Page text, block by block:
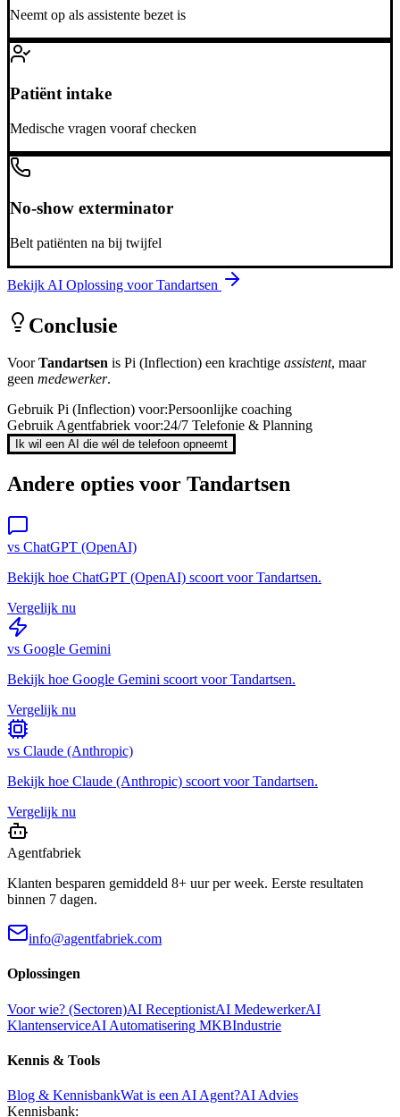
Neemt op als assistente bezet is
Patiënt intake
Medische vragen vooraf checken
No-show exterminator
Belt patiënten na bij twijfel
Bekijk AI Oplossing voorTandartsen
Conclusie
VoorTandartsen is Pi (Inflection) een krachtige assistent, maar
geen medewerker.
Gebruik Pi (Inflection) voor:Persoonlijke coaching
Gebruik Agentfabriek voor:24/7 Telefonie & Planning
Ik wil een AI die wél de telefoon opneemt
Andere opties voor Tandartsen
vs ChatGPT (OpenAI)
Bekijk hoe ChatGPT (OpenAI) scoort voorTandartsen.
Vergelijk nu
vs Google Gemini
Bekijk hoe Google Gemini scoort voorTandartsen.
Vergelijk nu
vs Claude (Anthropic)
Bekijk hoe Claude (Anthropic) scoort voorTandartsen.
Vergelijk nu
Agentfabriek
Klanten besparen gemiddeld 8+ uur per week. Eerste resultaten
binnen 7 dagen.
info@agentfabriek.com
Oplossingen
Voor wie? (Sectoren)AI ReceptionistAI MedewerkerAI
KlantenserviceAI Automatisering MKBIndustrie
Kennis & Tools
Blog & KennisbankWat is een AI Agent?AI Advies
Kennisbank: